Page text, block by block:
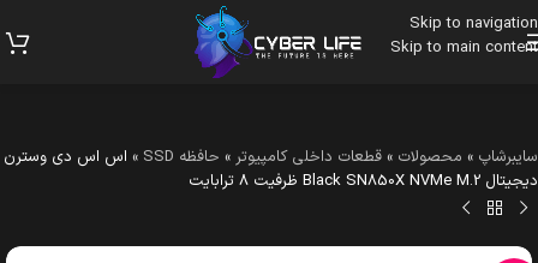
Skip to navigation
Skip to main content
سایبرشاپ » محصولات » قطعات داخلی کامپیوتر » حافظه SSD » اس اس دی وسترن
دیجیتال Black SN850X NVMe M.2 ظرفیت 8 ترابایت